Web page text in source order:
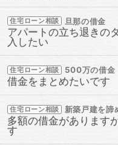
住宅ローン相談 旦那の借金
アパートの立ち退きの
入したい
住宅ローン相談 500万の借金
借金をまとめたいです
住宅ローン相談 新築戸建を諦
多額の借金があります
す